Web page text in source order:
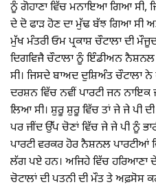
ਨੂੰ ਗੋਹਾਣਾ ਵਿੱਚ ਮਨਾਇਆ ਗਿਆ ਸੀ,
ਦੇ ਦੋ ਫਾੜ ਹੋਣ ਦਾ ਮੁੱਢ ਬੱਝ ਗਿਆ ਸੀ
ਮੁੱਖ ਮੰਤਰੀ ਓਮ ਪ੍ਰਕਾਸ਼ ਚੌਟਾਲਾ ਦੀ
ਦਿਗਵਿਜੈ ਚੌਟਾਲਾ ਨੂੰ ਇੰਡੀਅਨ
ਸੀ। ਜਿਸਦੇ ਬਾਅਦ ਦੁਸ਼ਿਅੰਤ ਚੌਟਾਲਾ
ਦਰਸ਼ਨ ਵਿੱਚ ਨਵੀਂ ਪਾਰਟੀ ਜਨ ਨਾਇਕ
ਲਿਆ ਸੀ। ਸ਼ੁਰੂ ਸ਼ੁਰੂ ਵਿੱਚ ਤਾਂ ਜੇ ਜੇ ਪੀ
ਪਰ ਜੀਂਦ ਉੱਪ ਚੋਣਾਂ ਵਿੱਚ ਜੇ ਜੇ ਪੀ ਨੂੰ
ਪਾਰਟੀ ਵਰਕਰ ਹੋਰ ਨੈਸ਼ਨਲ ਪਾਰਟੀਆਂ
ਲੱਗ ਪਏ ਹਨ। ਅਜਿਹੇ ਵਿੱਚ ਹਰਿਆਣਾ ਦੇ
ਚੋਟਾਲਾਂ ਦੀ ਪਤਨੀ ਦੀ ਮੌਤ ਤੇ ਅਫ਼ਸੋਸ